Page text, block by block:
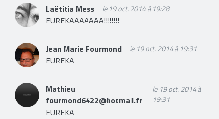
Laëtitia Mess le 19 oct. 2014 à 19:28
EUREKAAAAAAA!!!!!!!!
Jean Marie Fourmond le 19 oct. 2014 à 19:31
EUREKA
Mathieu
fourmond6422@hotmail.fr
le 19 oct. 2014 à
19:31
EUREKA